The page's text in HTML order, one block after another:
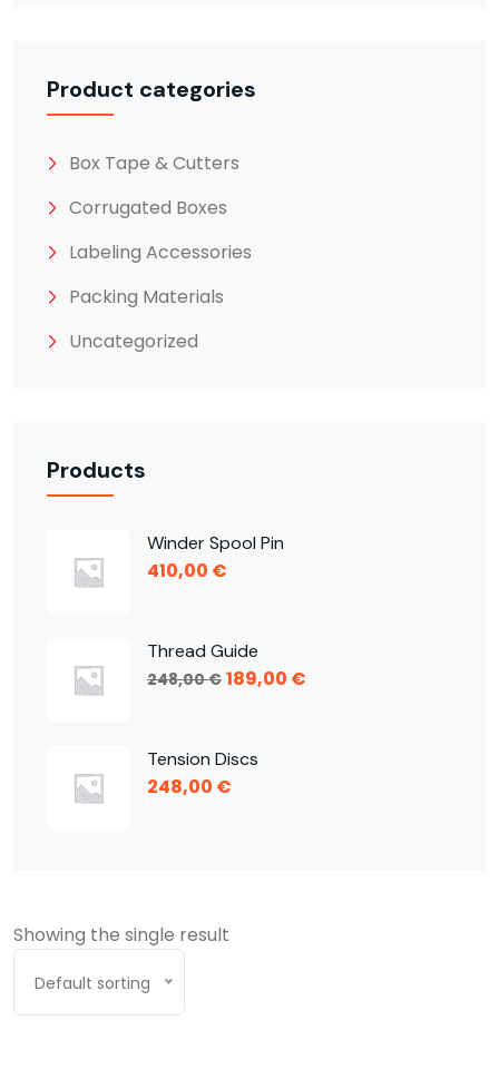
Product categories
Box Tape & Cutters
Corrugated Boxes
Labeling Accessories
Packing Materials
Uncategorized
Products
Winder Spool Pin
410,00 €
Thread Guide
248,00€ 189,00 €
Tension Discs
248,00 €
Showing the single result
Default sorting